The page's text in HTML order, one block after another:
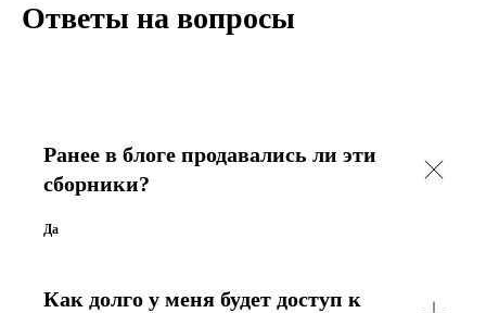
Ответы на вопросы
Ранее в блоге продавались ли эти
сборники?
Да
Как долго у меня будет доступ к